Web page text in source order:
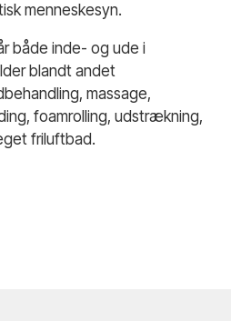
menneskesyn.
både inde- og ude i
blandt andet
massage,
foamrolling, udstrækning,
friluftbad.